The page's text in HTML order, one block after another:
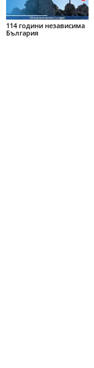
114 години независима
България